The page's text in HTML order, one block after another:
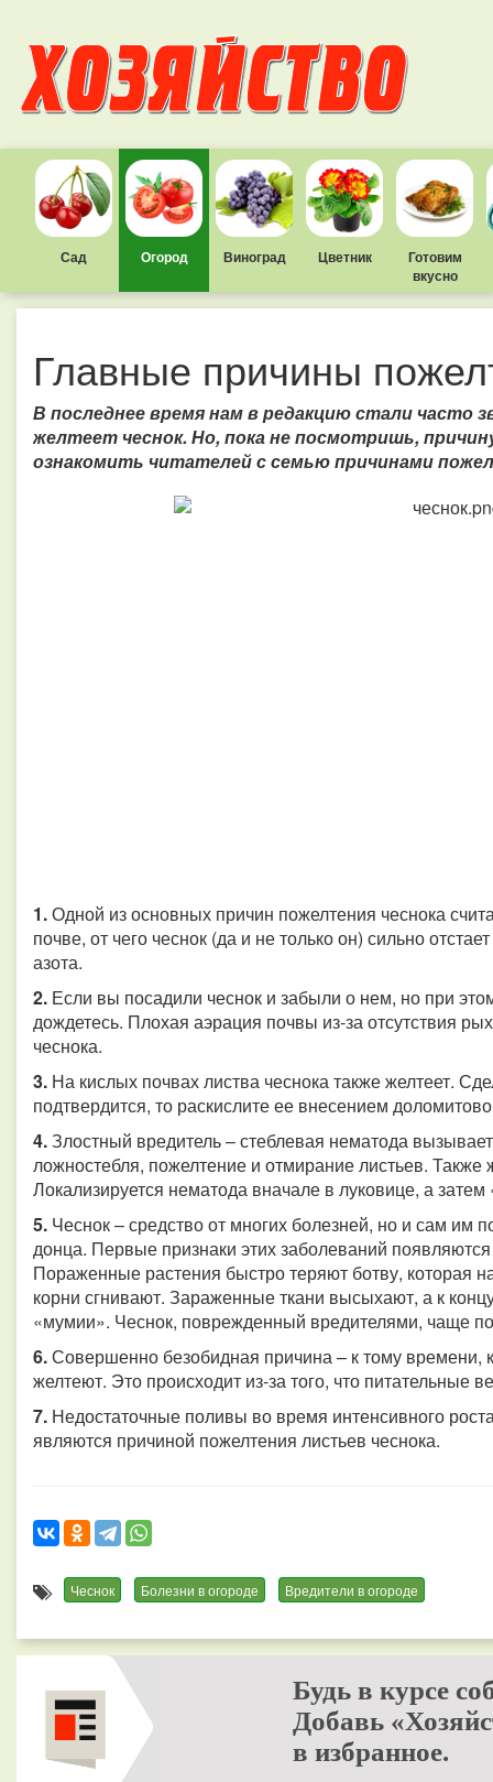
Сад Огород Виноград Цветник
Готовим
вкусно
Главные причины
В последнее время нам в редакцию стали часто
желтеет чеснок. Но, пока не посмотришь,
ознакомить читателей с семью причинами
1.Одной из основных причин пожелтения чеснока
почве, от чего чеснок (да и не только он) сильно
азота.
2. Если вы посадили чеснок и забыли о нем, но при
дождетесь. Плохая аэрация почвы из-за отсутствия
чеснока.
3. На кислых почвах листва чеснока также желтеет.
подтвердится, то раскислите ее внесением
4.Злостный вредитель – стеблевая нематода
ложностебля, пожелтение и отмирание листьев. Также
Локализируется нематода вначале в луковице, а
5. Чеснок – средство от многих болезней, но и сам им
донца. Первые признаки этих заболеваний
Пораженные растения быстро теряют ботву, которая
корни сгнивают. Зараженные ткани высыхают, а к
«мумии». Чеснок, поврежденный вредителями, чаще
6.Совершенно безобидная причина – к тому времени,
желтеют. Это происходит из-за того, что
7. Недостаточные поливы во время интенсивного
являются причиной пожелтения листьев чеснока.
Чеснок Болезни в огороде Вредители в огороде
Будь в курсе
Добавь
в избранное.